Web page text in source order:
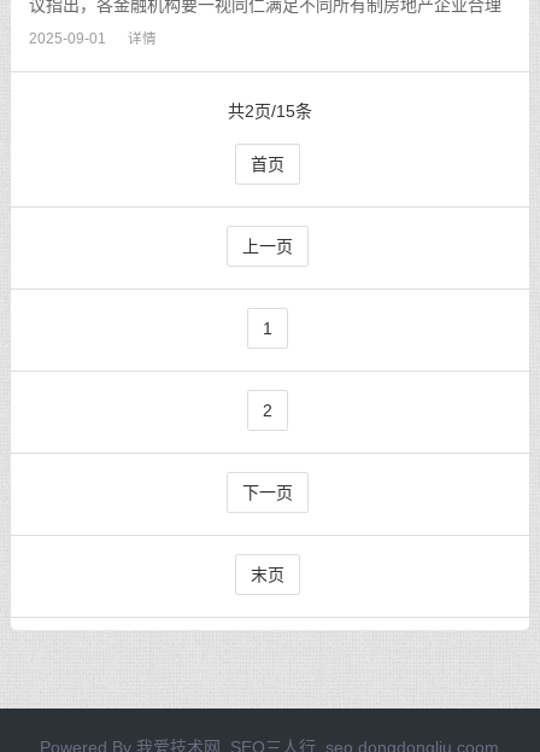
议指出，各金融机构要一视同仁满足不同所有制房地产企业合理
融资需求，对正常经营的房地产企业不惜贷、抽贷、断贷。...
2025-09-01 详情
共2页/15条
首页
上一页
1
2
下一页
末页
Powered By 我爱技术网_SEO三人行_seo.dongdongliu.coom